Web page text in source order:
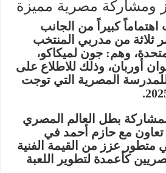
ومشاركة مصرية مميزة
كبيراً من الجانب
ثلاثة من مدربي المنتخب
وهم: جون لميكاكو،
أوربان، وذلك للاطلاع على
للمدرسة المصرية التي توجت
بطل العالم المصري
تعاون مع حازم أحمد في
متطور عزز من القيمة الفنية
كأعمدة لتطوير اللعبة